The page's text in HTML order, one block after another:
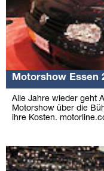
Motorshow Essen
Alle Jahre wieder geht
Motorshow über die
ihre Kosten.